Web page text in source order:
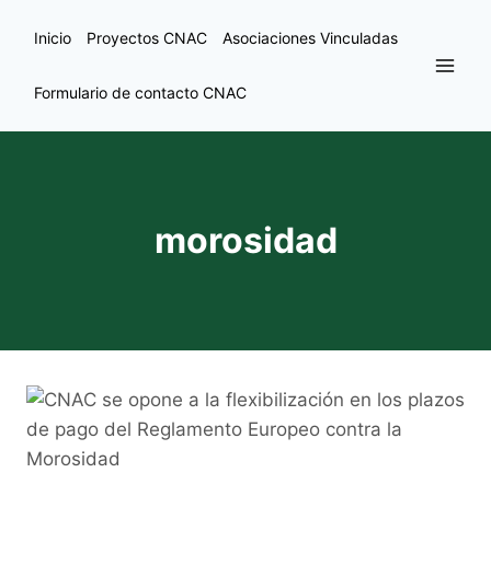
Inicio Proyectos CNAC Asociaciones Vinculadas
Formulario de contacto CNAC
morosidad